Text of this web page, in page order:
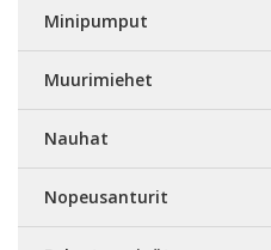
Minipumput
Muurimiehet
Nauhat
Nopeusanturit